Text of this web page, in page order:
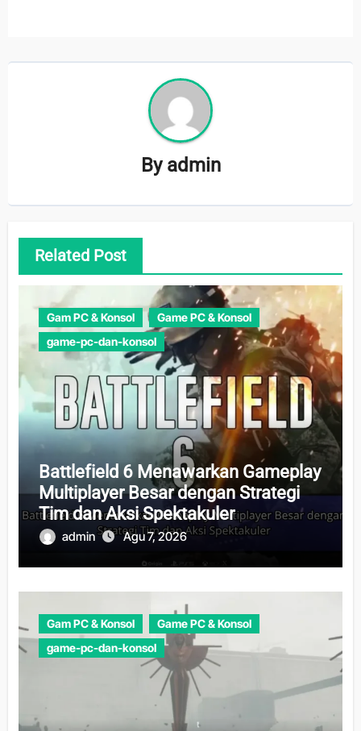
By admin
Related Post
Gam PC & Konsol
Game PC & Konsol
game-pc-dan-konsol
Battlefield 6 Menawarkan Gameplay
Multiplayer Besar dengan Strategi
Tim dan Aksi Spektakuler
admin Agu 7, 2026
Gam PC & Konsol
Game PC & Konsol
game-pc-dan-konsol